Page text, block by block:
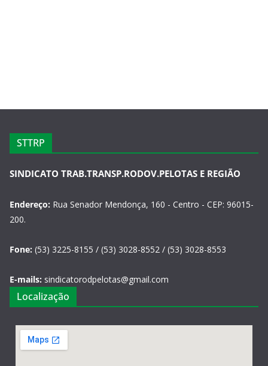
STTRP
SINDICATO TRAB.TRANSP.RODOV.PELOTAS E REGIÃO
Endereço: Rua Senador Mendonça, 160 - Centro - CEP: 96015-
200.
Fone: (53) 3225-8155 / (53) 3028-8552 / (53) 3028-8553
E-mails: sindicatorodpelotas@gmail.com
Localização